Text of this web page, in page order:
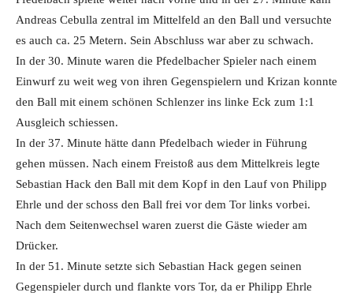
Andreas Cebulla zentral im Mittelfeld an den Ball und versuchte
es auch ca. 25 Metern. Sein Abschluss war aber zu schwach.
In der 30. Minute waren die Pfedelbacher Spieler nach einem
Einwurf zu weit weg von ihren Gegenspielern und Krizan konnte
den Ball mit einem schönen Schlenzer ins linke Eck zum 1:1
Ausgleich schiessen.
In der 37. Minute hätte dann Pfedelbach wieder in Führung
gehen müssen. Nach einem Freistoß aus dem Mittelkreis legte
Sebastian Hack den Ball mit dem Kopf in den Lauf von Philipp
Ehrle und der schoss den Ball frei vor dem Tor links vorbei.
Nach dem Seitenwechsel waren zuerst die Gäste wieder am
Drücker.
In der 51. Minute setzte sich Sebastian Hack gegen seinen
Gegenspieler durch und flankte vors Tor, da er Philipp Ehrle